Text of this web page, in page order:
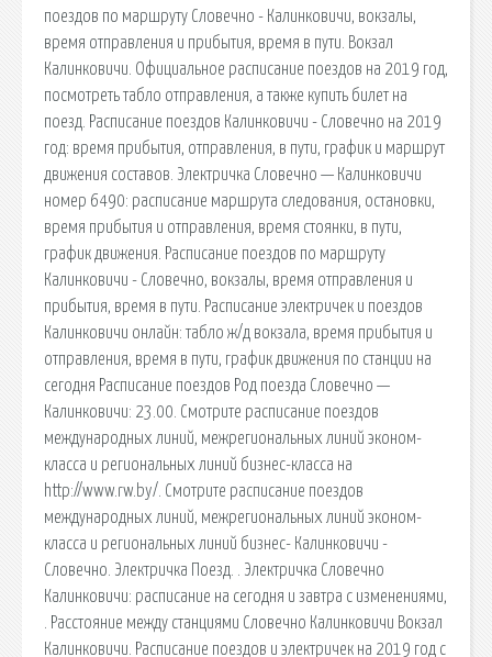
поездов по маршруту Словечно - Калинковичи, вокзалы,
время отправления и прибытия, время в пути. Вокзал
Калинковичи. Официальное расписание поездов на 2019 год,
посмотреть табло отправления, а также купить билет на
поезд. Расписание поездов Калинковичи - Словечно на 2019
год: время прибытия, отправления, в пути, график и маршрут
движения составов. Электричка Словечно — Калинковичи
номер 6490: расписание маршрута следования, остановки,
время прибытия и отправления, время стоянки, в пути,
график движения. Расписание поездов по маршруту
Калинковичи - Словечно, вокзалы, время отправления и
прибытия, время в пути. Расписание электричек и поездов
Калинковичи онлайн: табло ж/д вокзала, время прибытия и
отправления, время в пути, график движения по станции на
сегодня Расписание поездов Род поезда Словечно —
Калинковичи: 23.00. Смотрите расписание поездов
международных линий, межрегиональных линий эконом-
класса и региональных линий бизнес-класса на
http://www.rw.by/. Смотрите расписание поездов
международных линий, межрегиональных линий эконом-
класса и региональных линий бизнес- Калинковичи -
Словечно. Электричка Поезд. . Электричка Словечно
Калинковичи: расписание на сегодня и завтра с изменениями,
. Расстояние между станциями Словечно Калинковичи Вокзал
Калинковичи. Расписание поездов и электричек на 2019 год с